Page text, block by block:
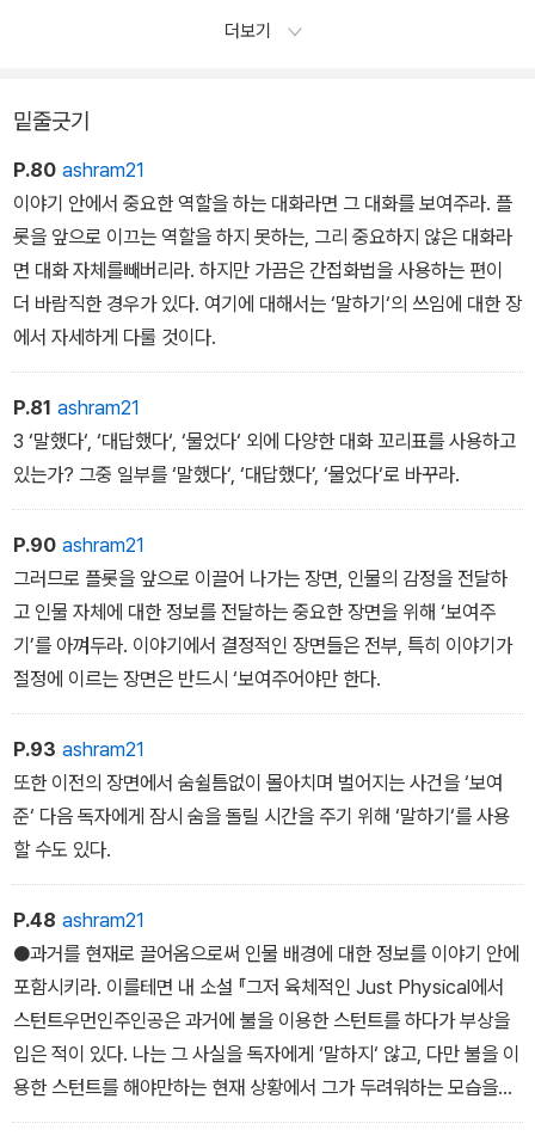
더보기
밑줄긋기
P.80 ashram21
이야기 안에서 중요한 역할을 하는 대화라면 그 대화를 보여주라. 플
롯을 앞으로 이끄는 역할을 하지 못하는, 그리 중요하지 않은 대화라
면 대화 자체를빼버리라. 하지만 가끔은 간접화법을 사용하는 편이
더 바람직한 경우가 있다. 여기에 대해서는 ‘말하기‘의 쓰임에 대한 장
에서 자세하게 다룰 것이다.
P.81 ashram21
3 ‘말했다‘, ‘대답했다‘, ‘물었다‘ 외에 다양한 대화 꼬리표를 사용하고
있는가? 그중 일부를 ‘말했다‘, ‘대답했다’, ‘물었다‘로 바꾸라.
P.90 ashram21
그러므로 플롯을 앞으로 이끌어 나가는 장면, 인물의 감정을 전달하
고 인물 자체에 대한 정보를 전달하는 중요한 장면을 위해 ‘보여주
기’를 아껴두라. 이야기에서 결정적인 장면들은 전부, 특히 이야기가
절정에 이르는 장면은 반드시 ‘보여주어야만 한다.
P.93 ashram21
또한 이전의 장면에서 숨쉴틈없이 몰아치며 벌어지는 사건을 ‘보여
준‘ 다음 독자에게 잠시 숨을 돌릴 시간을 주기 위해 ‘말하기‘를 사용
할 수도 있다.
P.48 ashram21
●과거를 현재로 끌어옴으로써 인물 배경에 대한 정보를 이야기 안에
포함시키라. 이를테면 내 소설 『그저 육체적인 Just Physical에서
스턴트우먼인주인공은 과거에 불을 이용한 스턴트를 하다가 부상을
입은 적이 있다. 나는 그 사실을 독자에게 ‘말하지‘ 않고, 다만 불을 이
용한 스턴트를 해야만하는 현재 상황에서 그가 두려워하는 모습을
‘보여주었다‘.